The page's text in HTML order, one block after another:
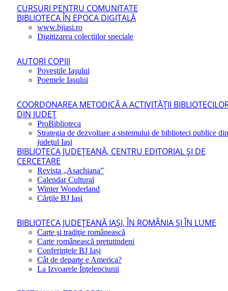
CURSURI PENTRU COMUNITATE
BIBLIOTECA ÎN EPOCA DIGITALĂ
www.bjiasi.ro
Digitizarea colecţiilor speciale
AUTORI COPIII
Poveştile Iaşului
Poemele Iaşului
COORDONAREA METODICĂ A ACTIVITĂŢII
DIN JUDEŢ
ProBiblioteca
Strategia de dezvoltare a sistemului de biblioteci publice din
judeţul Iaşi
BIBLIOTECA JUDEŢEANĂ, CENTRU EDITORIAL ŞI DE
CERCETARE
Revista „Asachiana”
Calendar Cultural
Winter Wonderland
Cărţile BJ Iaşi
BIBLIOTECA JUDEŢEANĂ IAŞI, ÎN ROMÂNIA ŞI ÎN LUME
Carte şi tradiţie românească
Carte românească pretutindeni
Conferințele BJ Iași
Cât de departe e America?
La Izvoarele Înţelepciunii